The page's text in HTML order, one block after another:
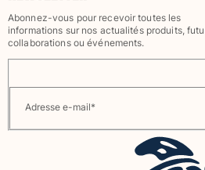
Sweats
Tous les articles
Tous les articles
Maillots de bain
Abonnez-vous pour recevoir toutes les
informations sur nos actualités produits,
collaborations ou événements.
Adresse e-mail*